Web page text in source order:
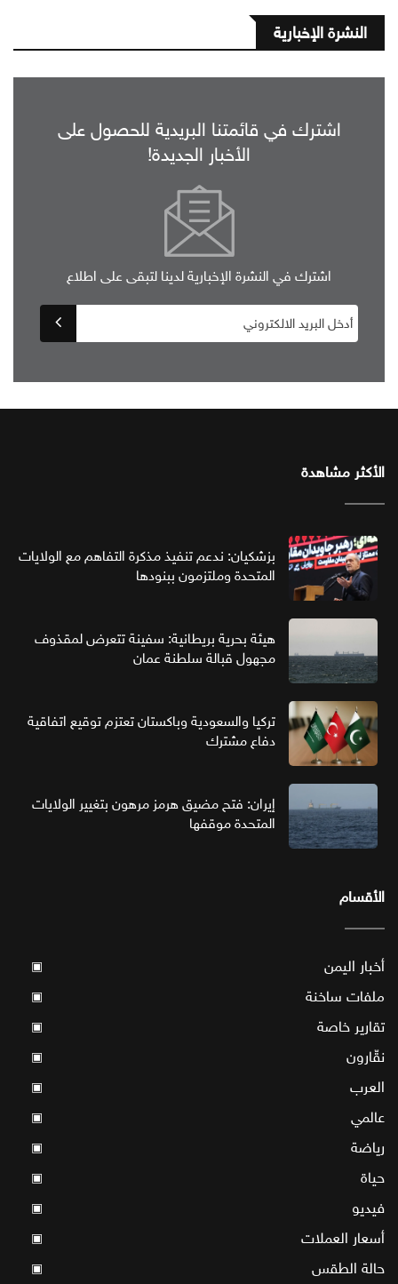
النشرة الإخبارية
اشترك في قائمتنا البريدية للحصول على
الأخبار الجديدة!
اشترك في النشرة الإخبارية لدينا لتبقى على اطلاع
الأكثر مشاهدة
بزشكيان: ندعم تنفيذ مذكرة التفاهم مع الولايات
المتحدة وملتزمون ببنودها
هيئة بحرية بريطانية: سفينة تتعرض لمقذوف
مجهول قبالة سلطنة عمان
تركيا والسعودية وباكستان تعتزم توقيع اتفاقية
دفاع مشترك
إيران: فتح مضيق هرمز مرهون بتغيير الولايات
المتحدة موقفها
الأقسام
أخبار اليمن ▣
ملفات ساخنة ▣
تقارير خاصة ▣
نقّارون ▣
العرب ▣
عالمي ▣
رياضة ▣
حياة ▣
فيديو ▣
أسعار العملات ▣
حالة الطقس ▣